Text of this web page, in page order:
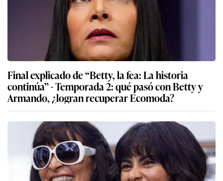
Final explicado de “Betty, la fea: La historia
continúa” - Temporada 2: qué pasó con Betty y
Armando, ¿logran recuperar Ecomoda?